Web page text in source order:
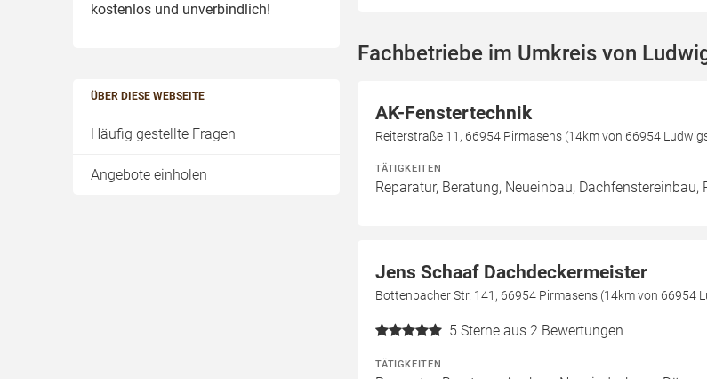
kostenlos und unverbindlich!
ÜBER DIESE WEBSEITE
Häufig gestellte Fragen
Angebote einholen
Fachbetriebe im Umkreis von
AK-Fenstertechnik
Reiterstraße 11, 66954 Pirmasens (14km von 66954
TÄTIGKEITEN
Reparatur, Beratung, Neueinbau,
Jens Schaaf Dachdeckermeister
Bottenbacher Str. 141, 66954 Pirmasens (14km von 66954
5 Sterne aus 2 Bewertungen
TÄTIGKEITEN